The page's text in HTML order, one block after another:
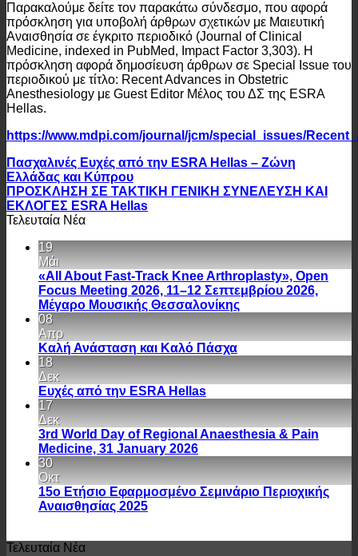
Παρακαλούμε δείτε τον παρακάτω σύνδεσμο, που αφορά
πρόσκληση για υποβολή άρθρων σχετικών με Μαιευτική
Αναισθησία σε έγκριτο περιοδικό (Journal of Clinical
Medicine, indexed in PubMed, Impact Factor 3,303). Η
πρόσκληση αφορά δημοσίευση άρθρων σε Special Issue του
περιοδικού με τίτλο: Recent Advances in Obstetric
Anesthesiology με Guest Editor Mέλος του ΔΣ της ESRA
Hellas.
https://www.mdpi.com/journal/jcm/special_issues/
Πασχαλινές Ευχές από την ESRA Hellas – Ζώνη
Ελλάδας και Κύπρου
ΠΡΟΣΚΛΗΣΗ ΣΕ ΤΑΚΤΙΚΗ ΓΕΝΙΚΗ ΣΥΝΕΛΕΥΣΗ ΚAI
ΕΚΛΟΓΕΣ ESRA Hellas
Τελευταία Νέα
19
Μάι
«All About Fast-Track Knee Arthroplasty», Open
Focus Meeting 2026, 11–12 Σεπτεμβρίου 2026,
Μέγαρο Μουσικής Θεσσαλονίκης
08
Απρ
Καλή Ανάσταση και Καλό Πάσχα
18
Δεκ
Ευχές από την ESRA Hellas
17
Δεκ
3rd World Day of Regional Anaesthesia & Pain
Medicine, 31 January 2026
30
Οκτ
15ο Ετήσιο Εφαρμοσμένο Σεμινάριο Περιοχικής
Αναισθησίας 2025
Τελευταία Νέα